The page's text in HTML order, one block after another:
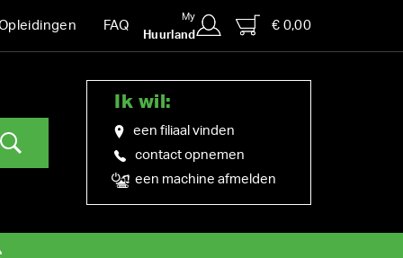
FAQ
My
Huurland
€ 0,00
Ik wil:
een filiaal vinden
contact opnemen
een machine afmelden